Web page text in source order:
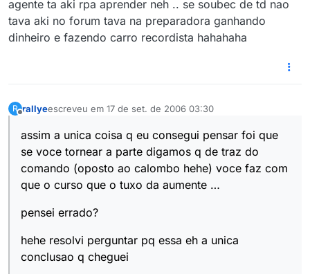
agente ta aki rpa aprender neh .. se soubec de td nao
tava aki no forum tava na preparadora ganhando
dinheiro e fazendo carro recordista hahahaha
R rallyeescreveu em 17 de set. de 2006 03:30
última edição por
assim a unica coisa q eu consegui pensar foi que
se voce tornear a parte digamos q de traz do
comando (oposto ao calombo hehe) voce faz com
que o curso que o tuxo da aumente …
pensei errado?
hehe resolvi perguntar pq essa eh a unica
conclusao q cheguei